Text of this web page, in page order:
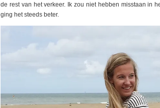
de rest van het verkeer. Ik zou niet hebben misstaan in
ging het steeds beter.